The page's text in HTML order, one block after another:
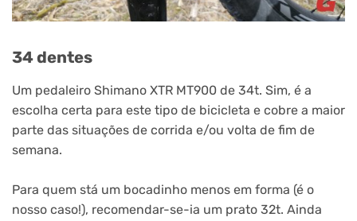
34 dentes
Um pedaleiro Shimano XTR MT900 de 34t. Sim, é a
escolha certa para este tipo de bicicleta e cobre a maior
parte das situações de corrida e/ou volta de fim de
semana.
Para quem stá um bocadinho menos em forma (é o
nosso caso!), recomendar-se-ia um prato 32t. Ainda